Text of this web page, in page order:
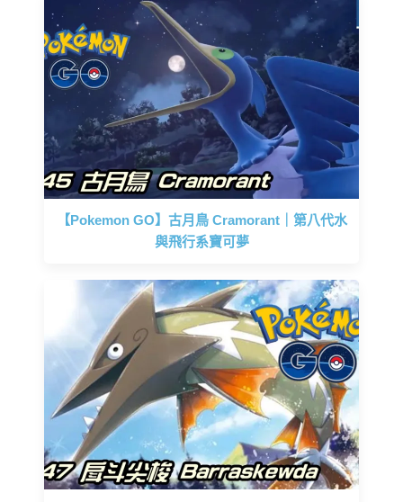
【Pokemon GO】古月鳥 Cramorant｜第八代水
與飛行系寶可夢